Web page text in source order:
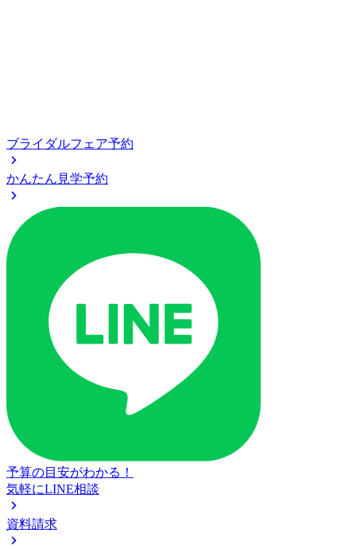
ブライダルフェア予約
かんたん見学予約
予算の目安がわかる！
気軽にLINE相談
資料請求